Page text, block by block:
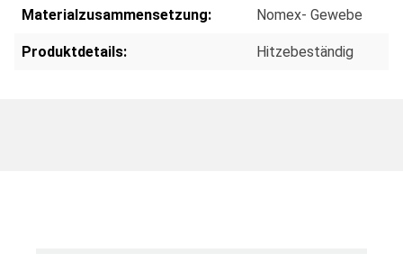
Materialzusammensetzung: Nomex- Gewebe
Produktdetails: Hitzebeständig